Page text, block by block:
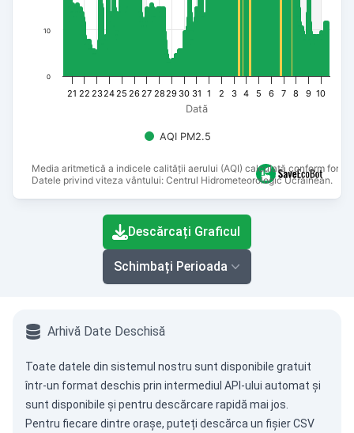
Media aritmetică a indicele calității aerului (AQI) calculată conform
Datele privind viteza vântului: Centrul Hidrometeorologic Ucrainean.
Dată
AQI PM2.5
22 24 26 28 30 1 3 5 7 9
21 23 25 27 29 31 2 4 6 8 10
0
10
End of interactive chart.
Descărcați Graficul
Schimbați Perioada
Arhivă Date Deschisă
Toate datele din sistemul nostru sunt disponibile gratuit
într-un format deschis prin intermediul API-ului automat și
sunt disponibile și pentru descărcare rapidă mai jos.
Pentru fiecare dintre orașe, puteți descărca un fișier CSV